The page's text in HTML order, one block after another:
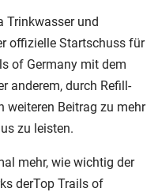
Trinkwasser und
offizielle Startschuss für
of Germany mit dem
anderem, durch Refill-
weiteren Beitrag zu mehr
zu leisten.
mehr, wie wichtig der
derTop Trails of